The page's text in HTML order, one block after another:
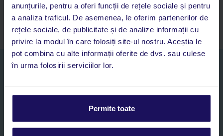
anunțurile, pentru a oferi funcții de rețele sociale și pentru
a analiza traficul. De asemenea, le oferim partenerilor de
rețele sociale, de publicitate și de analize informații cu
privire la modul în care folosiți site-ul nostru. Aceștia le
pot combina cu alte informații oferite de dvs. sau culese
în urma folosirii serviciilor lor.
Permite toate
Asistență 24/7 prin chat, pe toată durata vacanței
Abonați-vă la newsletter